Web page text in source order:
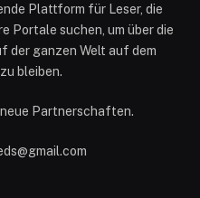
Plattform für Leser, die
Portale suchen, um über die
der ganzen Welt auf dem
bleiben.
Partnerschaften.